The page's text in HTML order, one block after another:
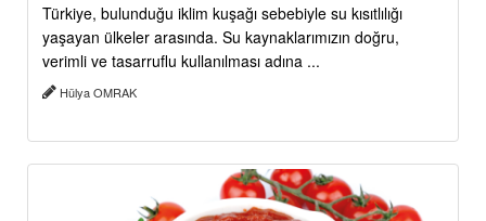
Türkiye, bulunduğu iklim kuşağı sebebiyle su kısıtlılığı
yaşayan ülkeler arasında. Su kaynaklarımızın doğru,
verimli ve tasarruflu kullanılması adına ...
Hülya OMRAK